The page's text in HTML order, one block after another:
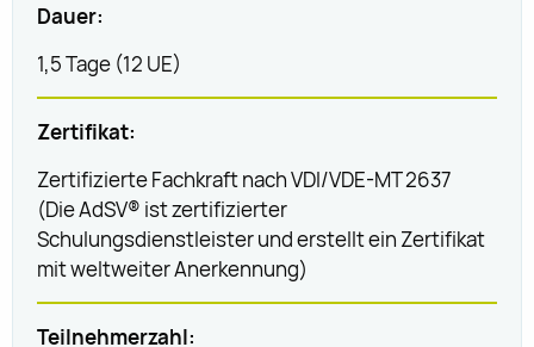
Dauer:
1,5 Tage (12 UE)
Zertifikat:
Zertifizierte Fachkraft nach VDI/VDE-MT 2637
(Die AdSV® ist zertifizierter
Schulungsdienstleister und erstellt ein Zertifikat
mit weltweiter Anerkennung)
Teilnehmerzahl: